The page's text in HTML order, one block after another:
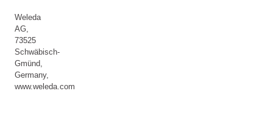
Weleda
AG,
73525
Schwäbisch-
Gmünd,
Germany,
www.weleda.com